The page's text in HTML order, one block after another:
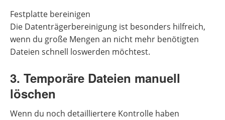
Festplatte bereinigen
Die Datenträgerbereinigung ist besonders hilfreich,
wenn du große Mengen an nicht mehr benötigten
Dateien schnell loswerden möchtest.
3. Temporäre Dateien manuell
löschen
Wenn du noch detailliertere Kontrolle haben